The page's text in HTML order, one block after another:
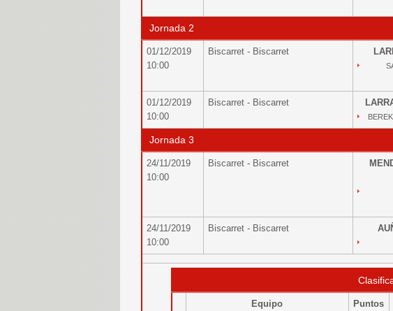
Jornada 2
01/12/2019
10:00
Biscarret - Biscarret
01/12/2019
10:00
Biscarret - Biscarret
Jornada 3
24/11/2019
10:00
Biscarret - Biscarret
24/11/2019
10:00
Biscarret - Biscarret
Equipo Puntos